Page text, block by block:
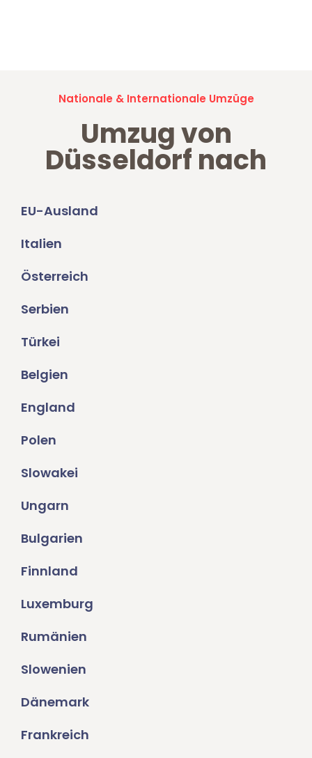
Nationale & Internationale Umzüge
Umzug von
Düsseldorf nach
EU-Ausland
Italien
Österreich
Serbien
Türkei
Belgien
England
Polen
Slowakei
Ungarn
Bulgarien
Finnland
Luxemburg
Rumänien
Slowenien
Dänemark
Frankreich